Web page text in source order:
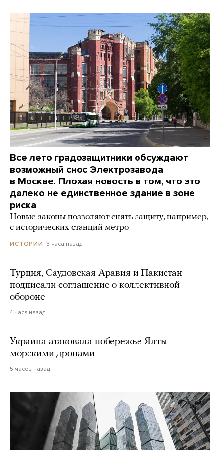
Все лето градозащитники обсуждают
возможный снос Электрозавода
в Москве. Плохая новость в том, что это
далеко не единственное здание в зоне
риска
Новые законы позволяют снять защиту, например,
с исторических станций метро
ИСТОРИИ 3 часа назад
Турция, Саудовская Аравия и Пакистан
подписали соглашение о коллективной
обороне
4 часа назад
Украина атаковала побережье Ялты
морскими дронами
5 часов назад